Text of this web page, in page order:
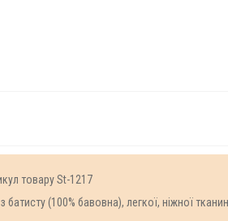
товару St-1217
(100% бавовна), легкої, ніжної